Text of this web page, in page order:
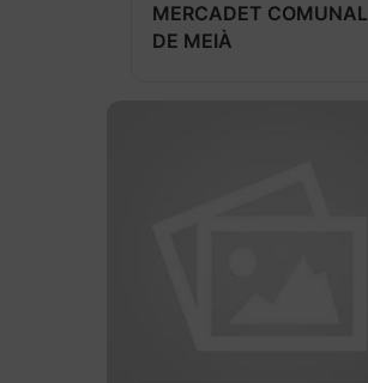
MERCADET COMUNAL
DE MEIÀ